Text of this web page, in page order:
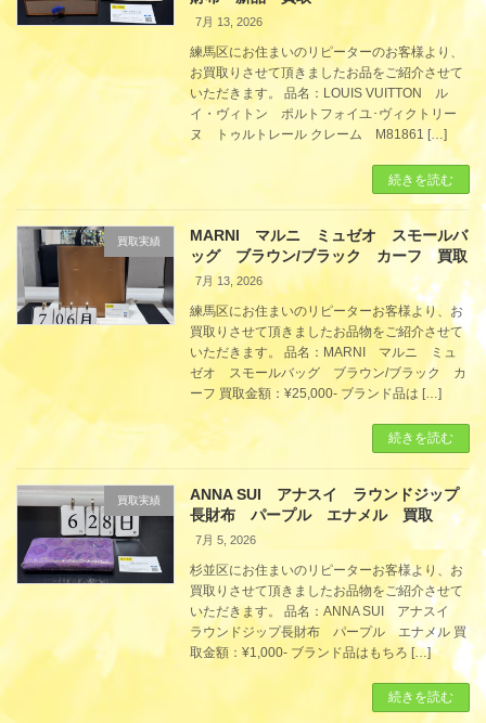
7月 13, 2026
練馬区にお住まいのリピーターのお客様より、
お買取りさせて頂きましたお品をご紹介させて
いただきます。 品名：LOUIS VUITTON ル
イ・ヴィトン ポルトフォイユ･ヴィクトリー
ヌ トゥルトレール クレーム M81861 […]
続きを読む
買取実績
MARNI マルニ ミュゼオ スモールバ
ッグ ブラウン/ブラック カーフ 買取
7月 13, 2026
練馬区にお住まいのリピーターお客様より、お
買取りさせて頂きましたお品物をご紹介させて
いただきます。 品名：MARNI マルニ ミュ
ゼオ スモールバッグ ブラウン/ブラック カ
ーフ 買取金額：¥25,000- ブランド品は […]
続きを読む
買取実績
ANNA SUI アナスイ ラウンドジップ
長財布 パープル エナメル 買取
7月 5, 2026
杉並区にお住まいのリピーターお客様より、お
買取りさせて頂きましたお品物をご紹介させて
いただきます。 品名：ANNA SUI アナスイ
ラウンドジップ長財布 パープル エナメル 買
取金額：¥1,000- ブランド品はもちろ […]
続きを読む